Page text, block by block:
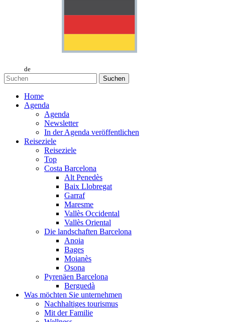
de
Suchen
Home
Agenda
Agenda
Newsletter
In der Agenda veröffentlichen
Reiseziele
Reiseziele
Top
Costa Barcelona
Alt Penedès
Baix Llobregat
Garraf
Maresme
Vallès Occidental
Vallès Oriental
Die landschaften Barcelona
Anoia
Bages
Moianès
Osona
Pyrenäen Barcelona
Berguedà
Was möchten Sie unternehmen
Nachhaltiges tourismus
Mit der Familie